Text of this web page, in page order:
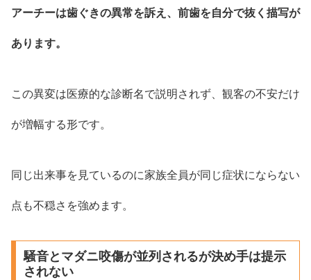
アーチーは歯ぐきの異常を訴え、前歯を自分で抜く描写が
あります。
この異変は医療的な診断名で説明されず、観客の不安だけ
が増幅する形です。
同じ出来事を見ているのに家族全員が同じ症状にならない
点も不穏さを強めます。
騒音とマダニ咬傷が並列されるが決め手は提示
されない